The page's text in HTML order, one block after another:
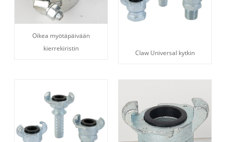
Oikea myötäpäivään
kierrekiristin
Claw Universal kytkin